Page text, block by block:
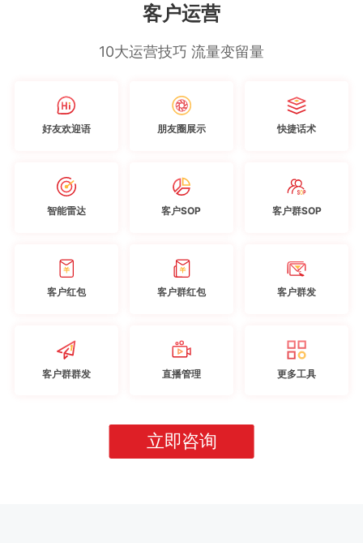
客户运营
10大运营技巧 流量变留量
好友欢迎语 朋友圈展示 快捷话术
智能雷达 客户SOP 客户群SOP
客户红包 客户群红包 客户群发
客户群群发 直播管理 更多工具
立即咨询